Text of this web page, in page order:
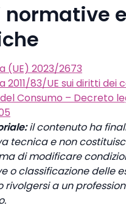
normative e
(UE) 2023/2673
2011/83/UE sui diritti dei
Consumo – Decreto
il contenuto ha
tecnica e non
di modificare
o classificazione delle
rivolgersi a un